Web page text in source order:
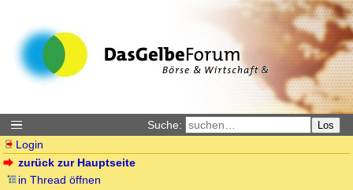
Suche: Los
Login
zurück zur Hauptseite
in Thread öffnen